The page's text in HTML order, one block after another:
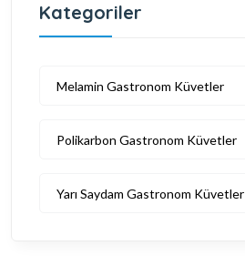
Kategoriler
Melamin Gastronom Küvetler
Polikarbon Gastronom Küvetler
Yarı Saydam Gastronom Küvetler